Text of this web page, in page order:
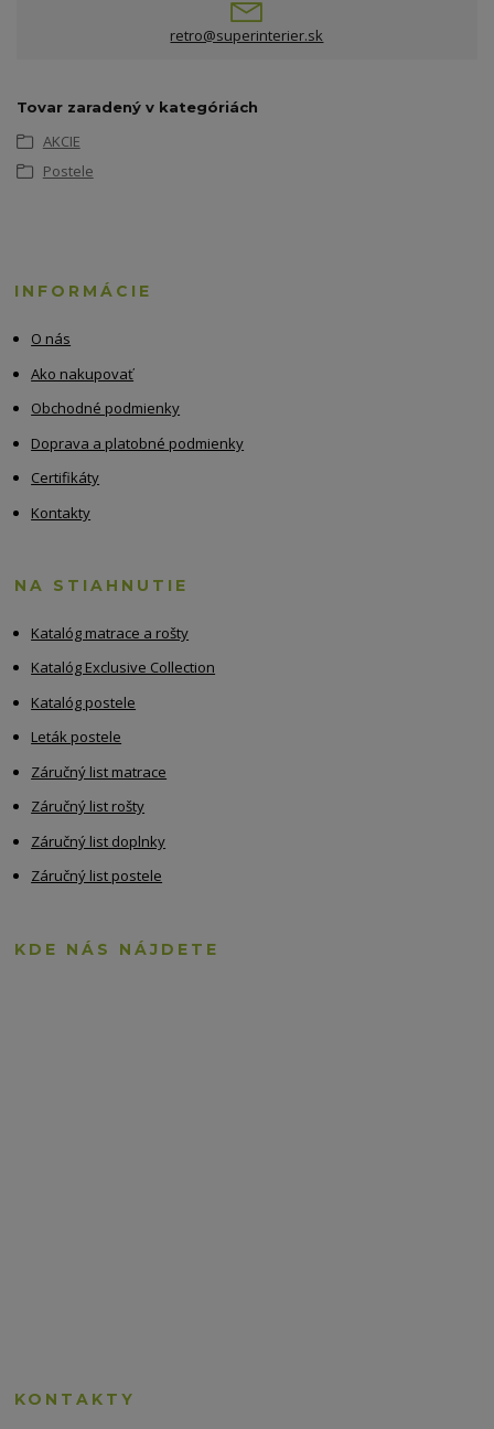
retro@superinterier.sk
Tovar zaradený v kategóriách
AKCIE
Postele
INFORMÁCIE
O nás
Ako nakupovať
Obchodné podmienky
Doprava a platobné podmienky
Certifikáty
Kontakty
NA STIAHNUTIE
Katalóg matrace a rošty
Katalóg Exclusive Collection
Katalóg postele
Leták postele
Záručný list matrace
Záručný list rošty
Záručný list doplnky
Záručný list postele
KDE NÁS NÁJDETE
KONTAKTY